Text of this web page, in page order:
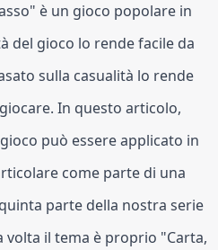
è un gioco popolare in
del gioco lo rende facile da
sulla casualità lo rende
In questo articolo,
può essere applicato in
come parte di una
parte della nostra serie
volta il tema è proprio "Carta,